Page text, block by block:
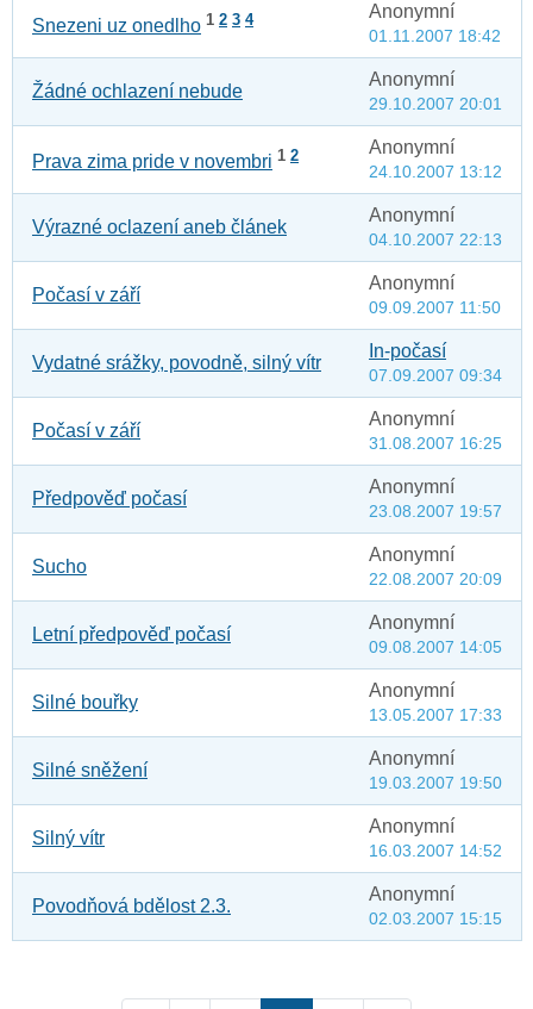
Snezeni uz onedlho 1 2 3 4 Anonymní
01.11.2007 18:42
Žádné ochlazení nebude
Anonymní
29.10.2007 20:01
Prava zima pride v novembri 1 2 Anonymní
24.10.2007 13:12
Výrazné oclazení aneb článek
Anonymní
04.10.2007 22:13
Počasí v září
Anonymní
09.09.2007 11:50
Vydatné srážky, povodně, silný vítr
In-počasí
07.09.2007 09:34
Počasí v září
Anonymní
31.08.2007 16:25
Předpověď počasí
Anonymní
23.08.2007 19:57
Sucho
Anonymní
22.08.2007 20:09
Letní předpověď počasí
Anonymní
09.08.2007 14:05
Silné bouřky
Anonymní
13.05.2007 17:33
Silné sněžení
Anonymní
19.03.2007 19:50
Silný vítr
Anonymní
16.03.2007 14:52
Povodňová bdělost 2.3.
Anonymní
02.03.2007 15:15